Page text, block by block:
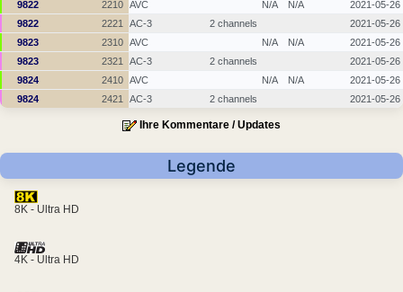
9822 2210 AVC N/A N/A
2021-05-26
9822
2221 AC-3 2 channels
2021-05-26
9823
2310 AVC N/A N/A
2021-05-26
9823
2321 AC-3 2 channels
2021-05-26
9824
2410 AVC N/A N/A
2021-05-26
9824
2421 AC-3 2 channels 2021-05-26
Ihre Kommentare / Updates
Legende
8K - Ultra HD
4K - Ultra HD